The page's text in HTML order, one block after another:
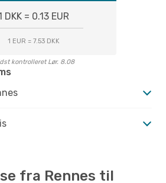
DKK = 0.13 EUR
1 EUR = 7.53 DKK
kontrolleret Lør. 8.08
fra Rennes til